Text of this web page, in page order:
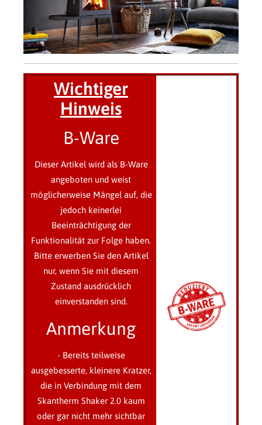
Wichtiger
Hinweis
B-Ware
Dieser Artikel wird als B-Ware
angeboten und weist
möglicherweise Mängel auf, die
jedoch keinerlei
Beeinträchtigung der
Funktionalität zur Folge haben.
Bitte erwerben Sie den Artikel
nur, wenn Sie mit diesem
Zustand ausdrücklich
einverstanden sind.
Anmerkung
- Bereits teilweise
ausgebesserte, kleinere Kratzer,
die in Verbindung mit dem
Skantherm Shaker 2.0 kaum
oder gar nicht mehr sichtbar